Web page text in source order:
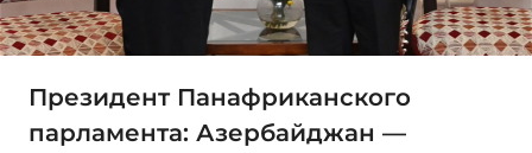
Президент Панафриканского
парламента: Азербайджан —